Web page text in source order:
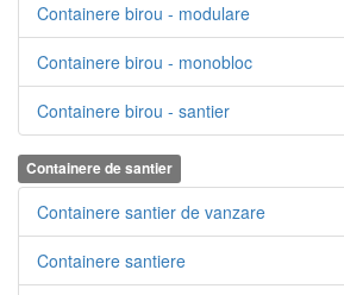
Containere birou - modulare
Containere birou - monobloc
Containere birou - santier
Containere de santier
Containere santier de vanzare
Containere santiere